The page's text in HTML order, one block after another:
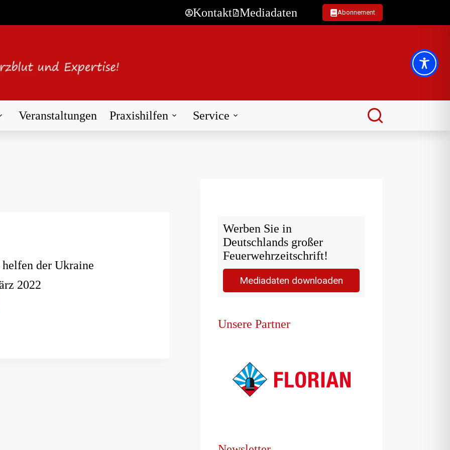
Kontakt Mediadaten Abonnement
Veranstaltungen Praxishilfen Service
helfen der Ukraine
2022
Werben Sie in
Deutschlands großer
Feuerwehrzeitschrift!
Mediadaten downloaden
Unsere Partner